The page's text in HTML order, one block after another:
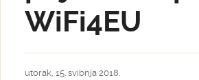
WiFi4EU
utorak, 15. svibnja 2018.